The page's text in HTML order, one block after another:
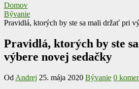
Domov
Bývanie
Pravidlá, ktorých by ste sa mali držať pri
Pravidlá, ktorých by ste
výbere novej sedačky
Od Andrej 25. mája 2020 Bývanie 0